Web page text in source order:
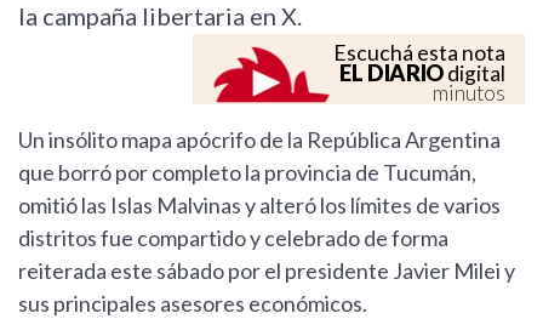
la campaña libertaria en X.
Escuchá esta nota
EL DIARIOdigital
minutos
Un insólito mapa apócrifo de la República Argentina
que borró por completo la provincia de Tucumán,
omitió las Islas Malvinas y alteró los límites de varios
distritos fue compartido y celebrado de forma
reiterada este sábado por el presidente Javier Milei y
sus principales asesores económicos.